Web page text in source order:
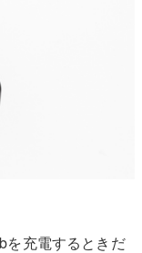
を充電するときだ